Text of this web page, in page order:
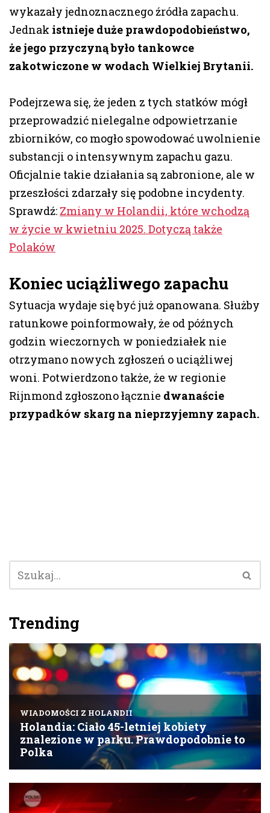
wykazały jednoznacznego źródła zapachu.
Jednak istnieje duże prawdopodobieństwo,
że jego przyczyną było tankowce
zakotwiczone w wodach Wielkiej Brytanii.
Podejrzewa się, że jeden z tych statków mógł
przeprowadzić nielegalne odpowietrzanie
zbiorników, co mogło spowodować uwolnienie
substancji o intensywnym zapachu gazu.
Oficjalnie takie działania są zabronione, ale w
przeszłości zdarzały się podobne incydenty.
Sprawdź: Zmiany w Holandii, które wchodzą
w życie w kwietniu 2025. Dotyczą także
Polaków
Koniec uciążliwego zapachu
Sytuacja wydaje się być już opanowana. Służby
ratunkowe poinformowały, że od późnych
godzin wieczornych w poniedziałek nie
otrzymano nowych zgłoszeń o uciążliwej
woni. Potwierdzono także, że w regionie
Rijnmond zgłoszono łącznie dwanaście
przypadków skarg na nieprzyjemny zapach.
Trending